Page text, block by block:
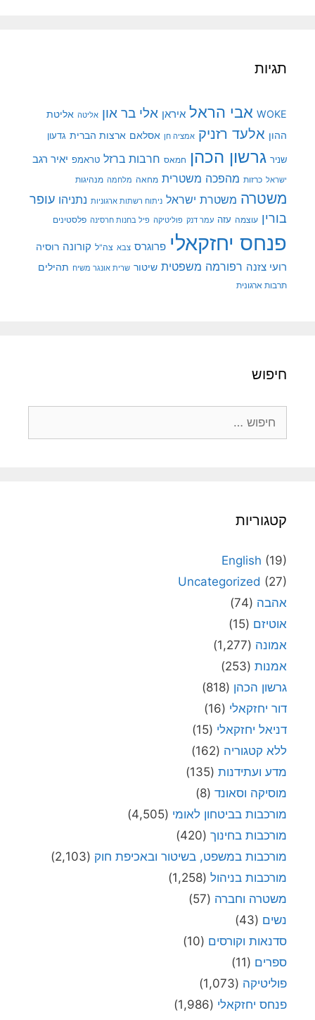
תגיות
WOKE אבי הראל איראן אלי בר און אליטה אליטת
ההון אלעד רזניק אמציה חן אסלאם ארצות הברית גדעון
שניר גרשון הכהן חמאס חרבות ברזל טראמפ יאיר רגב
ישראל כרזות מהפכה משטרית מחאה מלחמה מנהיגות
משטרה משטרת ישראל ניתוח רשתות ארגוניות נתניהו עופר
בורין עוצמה עזה עמר דנק פוליטיקה פיל בחנות חרסינה פלסטינים
פנחס יחזקאלי פרוגרס צבא צה"ל קורונה רוסיה
רועי צזנה רפורמה משפטית שיטור שרית אונגר משיח תהילים
תרבות ארגונית
חיפוש
קטגוריות
English (19)
Uncategorized (27)
אהבה (74)
אוטיזם (15)
אמונה (1,277)
אמנות (253)
גרשון הכהן (818)
דור יחזקאלי (16)
דניאל יחזקאלי (15)
ללא קטגוריה (162)
מדע ועתידנות (135)
מוסיקה וסאונד (8)
מורכבות בביטחון לאומי (4,505)
מורכבות בחינוך (420)
מורכבות במשפט, בשיטור ובאכיפת חוק (2,103)
מורכבות בניהול (1,258)
משטרה וחברה (57)
נשים (43)
סדנאות וקורסים (10)
ספרים (11)
פוליטיקה (1,073)
פנחס יחזקאלי (1,986)